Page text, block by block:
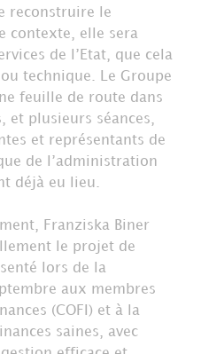
reconstruire le
contexte, elle sera
de l’Etat, que cela
technique. Le Groupe
feuille de route dans
et plusieurs séances,
et représentants de
de l’administration
déjà eu lieu.
Franziska Biner
le projet de
lors de la
aux membres
(COFI) et à la
saines, avec